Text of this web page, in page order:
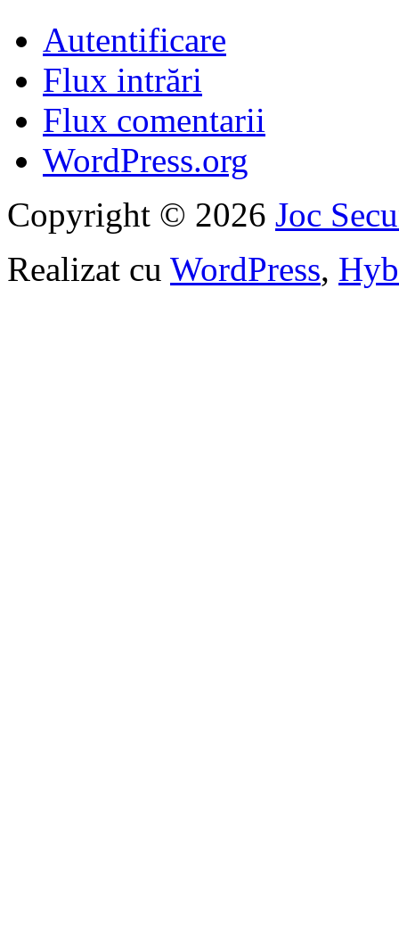
Autentificare
Flux intrări
Flux comentarii
WordPress.org
Copyright © 2026 Joc
Realizat cu WordPress,